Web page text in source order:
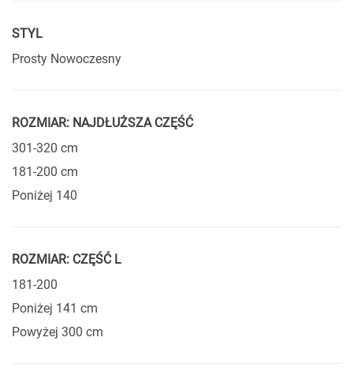
STYL
Prosty Nowoczesny
ROZMIAR: NAJDŁUŻSZA CZĘŚĆ
301-320 cm
181-200 cm
Poniżej 140
ROZMIAR: CZĘŚĆ L
181-200
Poniżej 141 cm
Powyżej 300 cm